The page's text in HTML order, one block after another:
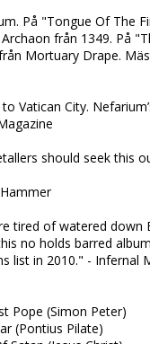
På "Tongue Of The
från 1349. På
Mortuary Drape.
Vatican City.
should seek this
tired of watered down
no holds barred
list in 2010." - Infernal
Pope (Simon Peter)
(Pontius Pilate)